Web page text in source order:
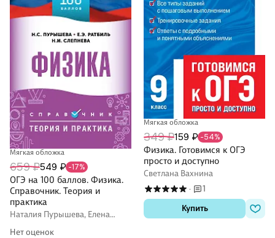
Мягкая обложка
659 ₽549 ₽ -17%
ОГЭ на 100 баллов. Физика.
Справочник. Теория и
практика
Наталия Пурышева, Елена
Нет оценок
Мягкая обложка
349 ₽159 ₽ -54%
Физика. Готовимся к ОГЭ
просто и доступно
Светлана Вахнина
·
1
Купить